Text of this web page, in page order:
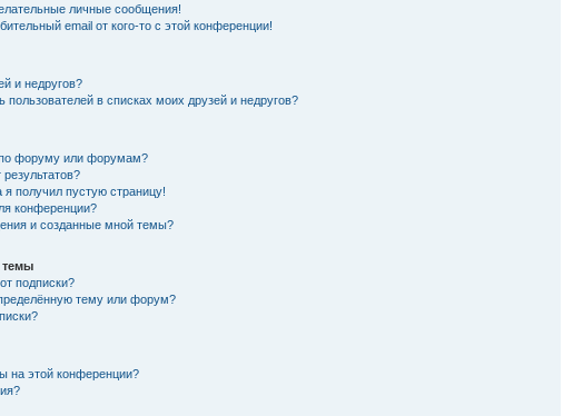
личные сообщения!
email от кого-то с этой конференции!
и недругов?
пользователей в списках моих друзей и недругов?
форуму или форумам?
я получил пустую страницу!
конференции?
и созданные мной темы?
темы
подписки?
тему или форум?
на этой конференции?